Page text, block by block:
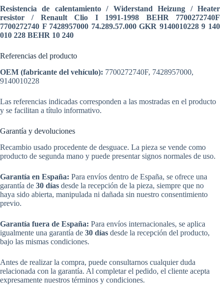
Resistencia de calentamiento / Widerstand Heizung / Heater
resistor / Renault Clio I 1991-1998 BEHR 7700272740F
7700272740 F 7428957000 74.289.57.000 GKR 9140010228 9 140
010 228 BEHR 10 240
Referencias del producto
OEM (fabricante del vehículo): 7700272740F, 7428957000,
9140010228
Las referencias indicadas corresponden a las mostradas en el producto
y se facilitan a título informativo.
Garantía y devoluciones
Recambio usado procedente de desguace. La pieza se vende como
producto de segunda mano y puede presentar signos normales de uso.
Garantía en España: Para envíos dentro de España, se ofrece una
garantía de 30 días desde la recepción de la pieza, siempre que no
haya sido abierta, manipulada ni dañada sin nuestro consentimiento
previo.
Garantía fuera de España: Para envíos internacionales, se aplica
igualmente una garantía de 30 días desde la recepción del producto,
bajo las mismas condiciones.
Antes de realizar la compra, puede consultarnos cualquier duda
relacionada con la garantía. Al completar el pedido, el cliente acepta
expresamente nuestros términos y condiciones.